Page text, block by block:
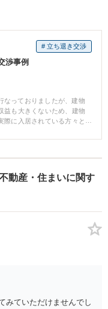
# 立ち退き交渉
渉事例
なっておりましたが、建物
益も大きくないため、建物
際に入居されている方々と
ました。 解決までの流れ
る方への細やかな配慮 物件
ため、入居者の方の生活事
とが重要です。 合意書の
を防ぐため、問題を未然に
メント 賃貸物件も時間の
場も変わってゆきます。
いうニーズは当然ありま
している方々への配慮も
へ配慮も念頭に置きなが
肝要になります。入居者の
能な限り早い段階でご相
いて確認しながら交渉を始
動産・住まいに関す
みていただけませんでし